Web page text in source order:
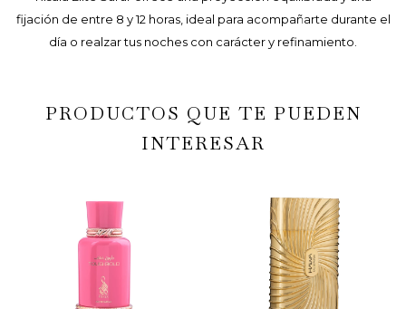
fijación de entre 8 y 12 horas, ideal para acompañarte durante el
día o realzar tus noches con carácter y refinamiento.
PRODUCTOS QUE TE PUEDEN
INTERESAR